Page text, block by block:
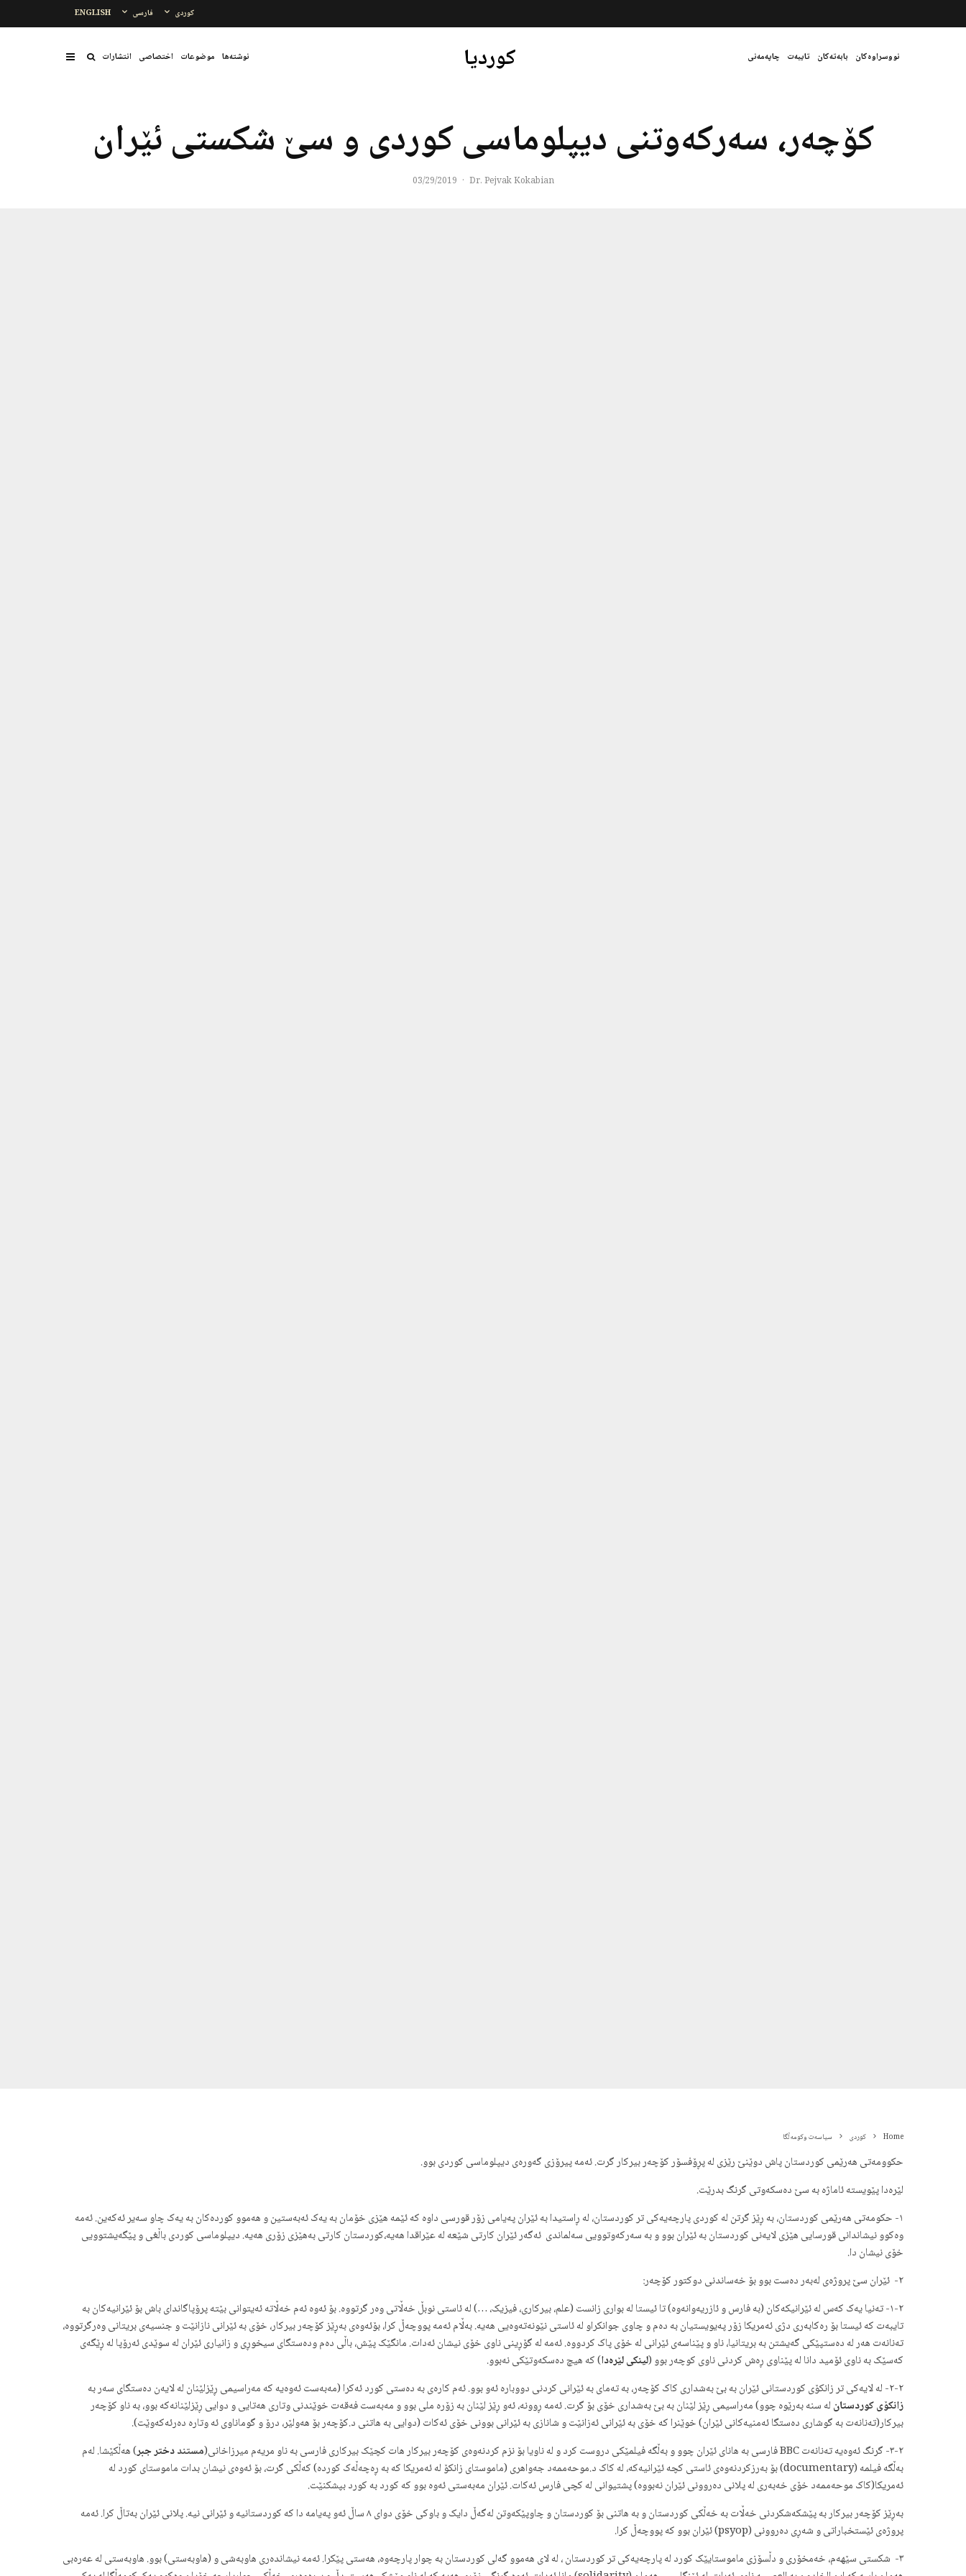
ENGLISH فارسی کوردی
نووسراوەکان بابەتەکان تایبەت چاپەمەنی کوردیا نوشتەها موضوعات اختصاصی انتشارات
کۆچەر، سەرکەوتنی دیپلوماسی کوردی و سێ شکستی ئێران
Dr. Pejvak Kokabian
·
03/29/2019
Home کوردی سیاسەت وکومەڵگا
حكوومە‌تی ھە‌رێمی كوردستان پاش دوێنێ رێزی لە‌ پڕۆفسۆر كۆچە‌ر بیركار گرت. ئەمە پیرۆزی گەورەی دیپلوماسی کوردی بوو.
لێرەدا پێویستە ئاماژە بە سێ دەسکەوتی گرنگ بدرێت.
١- حکومەتی هەرێمی کوردستان، به ڕێز گرتن له کوردی پارچەیەکی تر کوردستان، لە ڕاستیدا به ئێران پەیامی زۆر قورسی داوە کە ئێمە هێزی خۆمان بە یەک ئەبەستین و هەموو کوردەکان بە یەک چاو سەیر ئەکەین. ئەمە
وەکوو نیشاندانی قورسایی هێزی لایەنی کوردستان به ئێران بوو و بە سەرکەوتوویی سەلماندی ئەگەر ئێران کارتی شێعە لە عێراقدا هەیە،کوردستان کارتی بەهێزی زۆری هەیە. دیپلوماسی کوردی باڵغی و پێگەیشتوویی
خۆی نیشان دا.
٢- ئێران سێ پروژەی لەبەر دەست بوو بۆ خەساندنی دوکتور کۆچەر:
٢-١- تەنیا یەک کەس لە ئێرانیکەکان (بە فارس و ئازریەوانەوە) تا ئیستا لە بواری زانست (علم، بیرکاری، فیزیک، …) لە ئاستی نوبڵ خەڵاتی وەر گرتووە. بۆ ئەوە ئەم خەڵاتە ئەیتوانی بێتە پرۆپاگاندای باش بۆ ئێرانیەکان به
تایبەت که ئیستا بۆ رەکابەری دژی ئەمریکا زۆر پەیویستیان به دەم و چاوی جوانکراو لە ئاستی نێونەتەوەیی هەیە. بەڵام ئەمە پووچەڵ کرا، بۆئەوەی بەڕێز کۆچەر بیرکار، خۆی به ئێرانی نازانێت و جنسیەی بریتانی وەرگرتووە،
تەنانەت هەر لە دەستپێکی گەیشتن بە بریتانیا، ناو و پێناسەی ئێرانی لە خۆی پاک کردووە. ئەمه لە گۆڕینی ناوی خۆی نیشان ئەدات. مانگێک پێش، باڵی دەم ودەستگای سیخوڕی و زانیاری ئێران لە سوێدی ئەرۆپا لە ڕێگەی
کەسێک بە ناوی ئۆمید دانا لە پێناوی ڕەش کردنی ناوی کوچەر بوو (لینکی لێرەدا) که هیچ دەسکەوتێکی نەبوو.
٢-٢- لە لایەکی تر زانکۆی کوردستانی ئێران بە بێ بەشداری کاک کۆچەر، بە تەمای به ئێرانی کردنی دووبارە ئەو بوو. ئەم کارەی بە دەستی کورد ئەکرا (مەبەست ئەوەیە که مەراسیمی ڕێزلێنان لە لایەن دەستگای سەر به
زانکۆی کوردستانلە سنه بەرێوە چوو) مەراسیمی ڕێز لێنان به بێ بەشداری خۆی بۆ گرت. ئەمە ڕوونه، ئەو ڕێز لێنان به زۆرە ملی بوو و مەبەست فەقەت خوێندنی وتاری هەتایی و دوایی ڕێزلێنانەکە بوو، به ناو کۆچەر
بیرکار(تەنانەت به گوشاری دەستگا ئەمنیەکانی ئێران) خوێنرا کە خۆی بە ئێرانی ئەزانێت و شانازی به ئێرانی بوونی خۆی ئەکات (دوایی به هاتنی د.کۆچەر بۆ هەولێر، درۆ و گوماناوی ئە وتارە دەرئەکەوێت).
٢-٣- گرنگ ئەوەیە تەنانەت BBC فارسی به هانای ئێران چوو و بەڵگە فیلمێکی دروست کرد و لە ناویا بۆ نزم کردنەوەی کۆچەر بیرکار هات کچێک بیرکاری فارسی به ناو مریەم میرزاخانی(
مستنددختر جبر) هەڵکێشا. لەم
بەڵگە فیلمه (documentary) بۆ بەرزکردنەوەی ئاستی کچه ئێرانیەکه، لە کاک د.موحەممەد جەواهری (ماموستای زانکۆ لە ئەمریکا کە بە ڕەچەڵەک کورده) کەڵکی گرت، بۆ ئەوەی نیشان بدات ماموستای کورد لە
ئەمریکا(کاک موحەممەد خۆی خەبەری لە پلانی دەروونی ئێران نەبووه) پشتیوانی له کچی فارس ئەکات. ئێران مەبەستی ئەوە بوو که کورد به کورد بپشکنێت.
بەڕێز کۆچەر بیرکار بە پێشکەشکردنی خەڵات به خەڵکی کوردستان و به هاتنی بۆ کوردستان و چاوپێکەوتن لەگەڵ دایک و باوکی خۆی دوای ٨ ساڵ ئەو پەیامە دا که کوردستانیه و ئێرانی نیه. پلانی ئێران بەتاڵ کرا. ئەمه
پروژەی ئێستخباراتی و شەڕی دەروونی (psyop) ئێران بوو کە پووچەڵ کرا.
٣- شکستی سێهەم، خەمخۆری و دڵسۆزی ماموستایێک کورد لە پارچەیەکی تر کوردستان ، لە لای هەموو گەلی کوردستان به چوار پارچەوە، هەستی پێکرا. ئەمە نیشاندەری هاوبەشی و (هاوبەستی) بوو. هاوبەستی لە عەرەبی